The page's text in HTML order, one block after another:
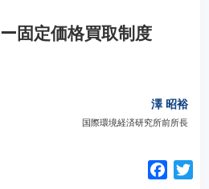
固定価格買取制度
澤 昭裕
国際環境経済研究所前所長